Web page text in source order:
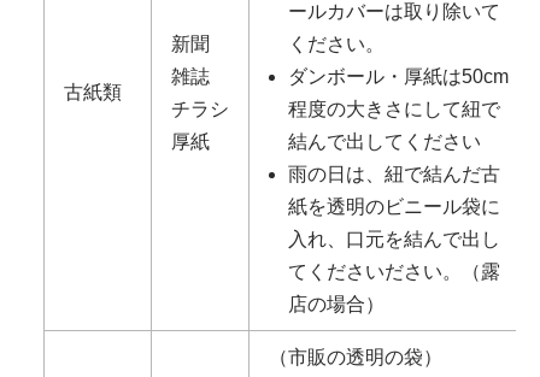
古紙類
新聞
雑誌
チラシ
厚紙
ールカバーは取り除いて
ください。
ダンボール・厚紙は50cm
程度の大きさにして紐で
結んで出してください
雨の日は、紐で結んだ古
紙を透明のビニール袋に
入れ、口元を結んで出し
てくださいださい。（露
店の場合）
（市販の透明の袋）